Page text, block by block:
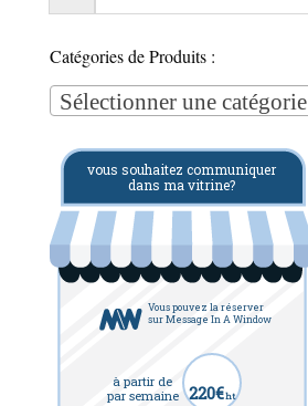
Catégories de Produits :
Sélectionner une catégorie
vous souhaitez communiquer
dans ma vitrine?
Vous pouvez la réserver
sur Message In A Window
à partir de
par semaine 220€ht